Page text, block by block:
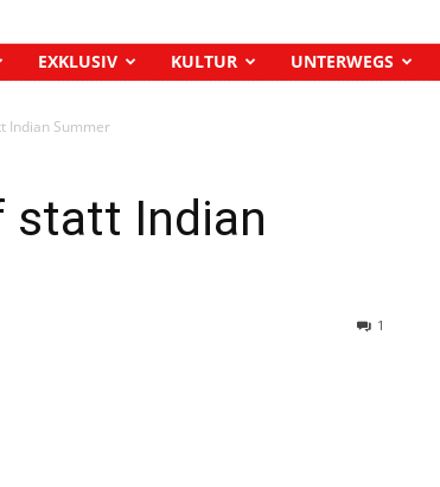
EXKLUSIV KULTUR UNTERWEGS
Indian Summer
statt Indian
1